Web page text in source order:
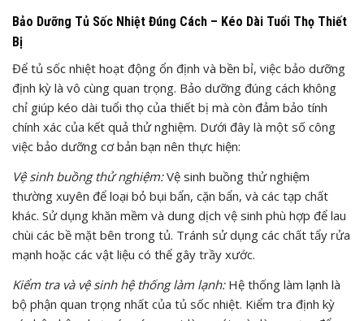
Bảo Dưỡng Tủ Sốc Nhiệt Đúng Cách – Kéo Dài Tuổi Thọ Thiết
Bị
Để tủ sốc nhiệt hoạt động ổn định và bền bỉ, việc bảo dưỡng
định kỳ là vô cùng quan trọng. Bảo dưỡng đúng cách không
chỉ giúp kéo dài tuổi thọ của thiết bị mà còn đảm bảo tính
chính xác của kết quả thử nghiệm. Dưới đây là một số công
việc bảo dưỡng cơ bản bạn nên thực hiện:
Vệ sinh buồng thử nghiệm:Vệ sinh buồng thử nghiệm
thường xuyên để loại bỏ bụi bẩn, cặn bẩn, và các tạp chất
khác. Sử dụng khăn mềm và dung dịch vệ sinh phù hợp để lau
chùi các bề mặt bên trong tủ. Tránh sử dụng các chất tẩy rửa
mạnh hoặc các vật liệu có thể gây trầy xước.
Kiểm tra và vệ sinh hệ thống làm lạnh:Hệ thống làm lạnh là
bộ phận quan trọng nhất của tủ sốc nhiệt. Kiểm tra định kỳ